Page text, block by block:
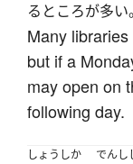
るところが多い。
Many
but if a
may open on
following day.
しょうしか
でんし